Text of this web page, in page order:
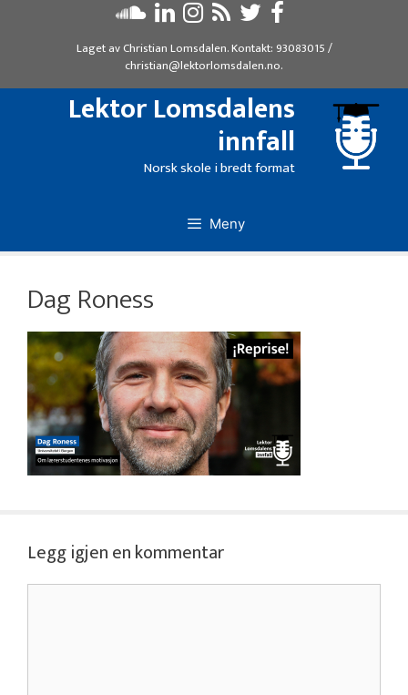
Laget avChristian Lomsdalen. Kontakt: 93083015/
christian@lektorlomsdalen.no.
Lektor Lomsdalens
innfall
Norsk skole i bredt format
Meny
Dag Roness
Legg igjen en kommentar